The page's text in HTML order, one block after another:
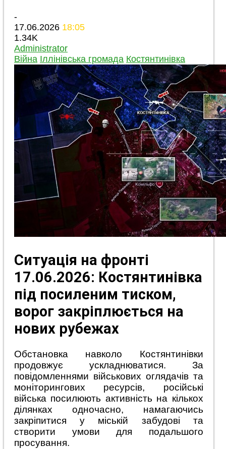
-
17.06.2026 18:05
1.34K
Administrator
Війна Іллінівська громада Костянтинівка
Ситуація на фронті
17.06.2026: Костянтинівка
під посиленим тиском,
ворог закріплюється на
нових рубежах
Обстановка навколо Костянтинівки
продовжує ускладнюватися. За
повідомленнями військових оглядачів та
моніторингових ресурсів, російські
війська посилюють активність на кількох
ділянках одночасно, намагаючись
закріпитися у міській забудові та
створити умови для подальшого
просування.